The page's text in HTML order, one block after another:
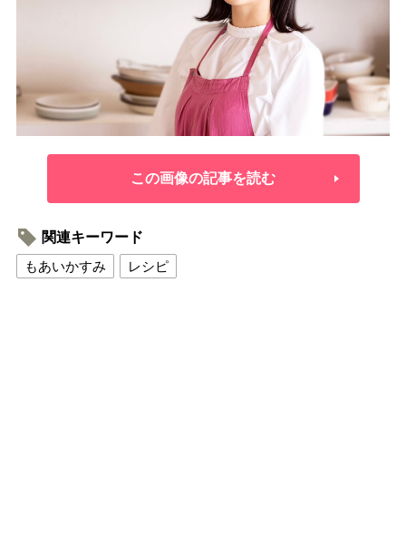
この画像の記事を読む
関連キーワード
もあいかすみ
レシピ